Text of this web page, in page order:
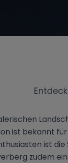
ist bekannt
ist
zudem